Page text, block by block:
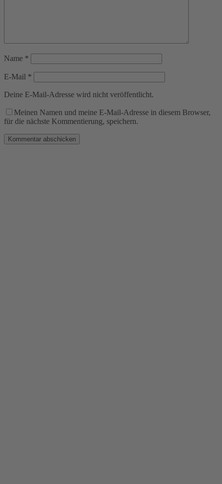
Name *
E-Mail *
Deine E-Mail-Adresse wird nicht veröffentlicht.
Meinen Namen und meine E-Mail-Adresse in diesem Browser,
für die nächste Kommentierung, speichern.